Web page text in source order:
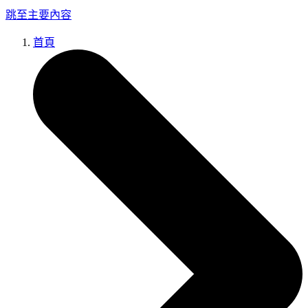
跳至主要內容
首頁